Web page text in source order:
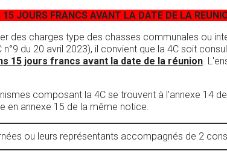
JOURS FRANCS AVANT LA DATE DE LA
des charges type des chasses communales ou
n°9 du 20 avril 2023), il convient que la 4C soit
15 jours francs avant la date de la réunion.
composant la 4C se trouvent à l'annexe 14
en annexe 15 de la même notice.
ou leurs représentants accompagnés de 2